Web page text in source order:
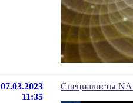
07.03.2023
11:35
Специалисты